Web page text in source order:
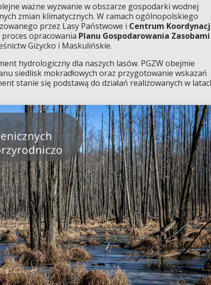
ważne wyzwanie w obszarze gospodarki wodnej
zmian klimatycznych. W ramach ogólnopolskiego
przez Lasy Państwowe i Centrum
proces opracowania Planu Gospodarowania Zasobami
Giżycko i Maskulińskie.
hydrologiczny dla naszych lasów. PGZW obejmie
siedlisk mokradłowych oraz przygotowanie wskazań
stanie się podstawą do działań realizowanych w